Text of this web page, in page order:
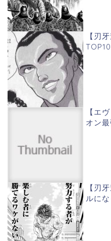
【刃
TOP10
【エ
オン
【刃
ルに